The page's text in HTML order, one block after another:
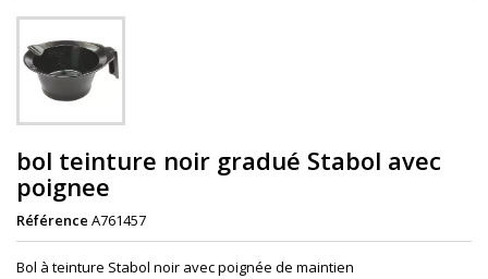
bol teinture noir gradué Stabol avec
poignee
Référence A761457
Bol à teinture Stabol noir avec poignée de maintien